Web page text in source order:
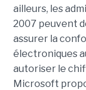
ailleurs, les
2007 peuvent
assurer la
électroniques
autoriser le
Microsoft